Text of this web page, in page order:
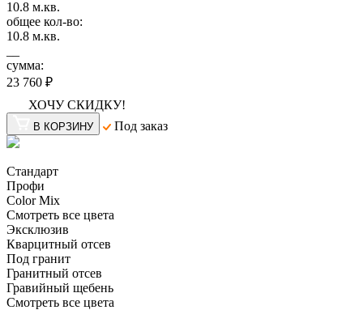
10.8 м.кв.
общее кол-во:
10.8 м.кв.
сумма:
23 760 ₽
ХОЧУ СКИДКУ!
В КОРЗИНУ Под заказ
Стандарт
Профи
Color Mix
Смотреть все цвета
Эксклюзив
Кварцитный отсев
Под гранит
Гранитный отсев
Гравийный щебень
Смотреть все цвета